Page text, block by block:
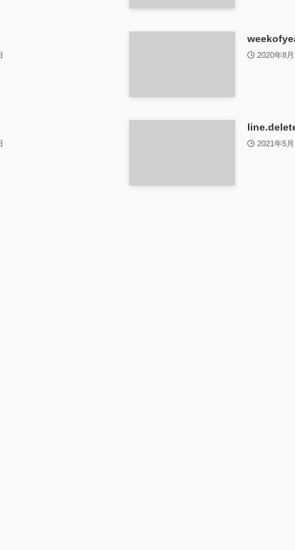
2020年8月
2021年5月